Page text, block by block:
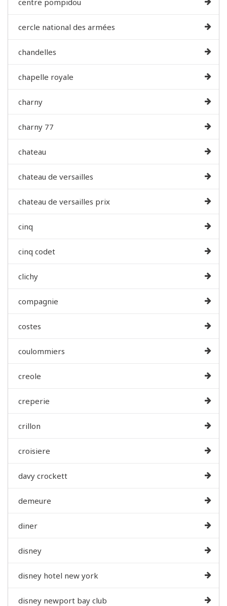
cercle national des armées
chandelles
chapelle royale
charny
charny 77
chateau
chateau de versailles
chateau de versailles prix
cinq
cinq codet
clichy
compagnie
costes
coulommiers
creole
creperie
crillon
croisiere
davy crockett
demeure
diner
disney
disney hotel new york
disney newport bay club